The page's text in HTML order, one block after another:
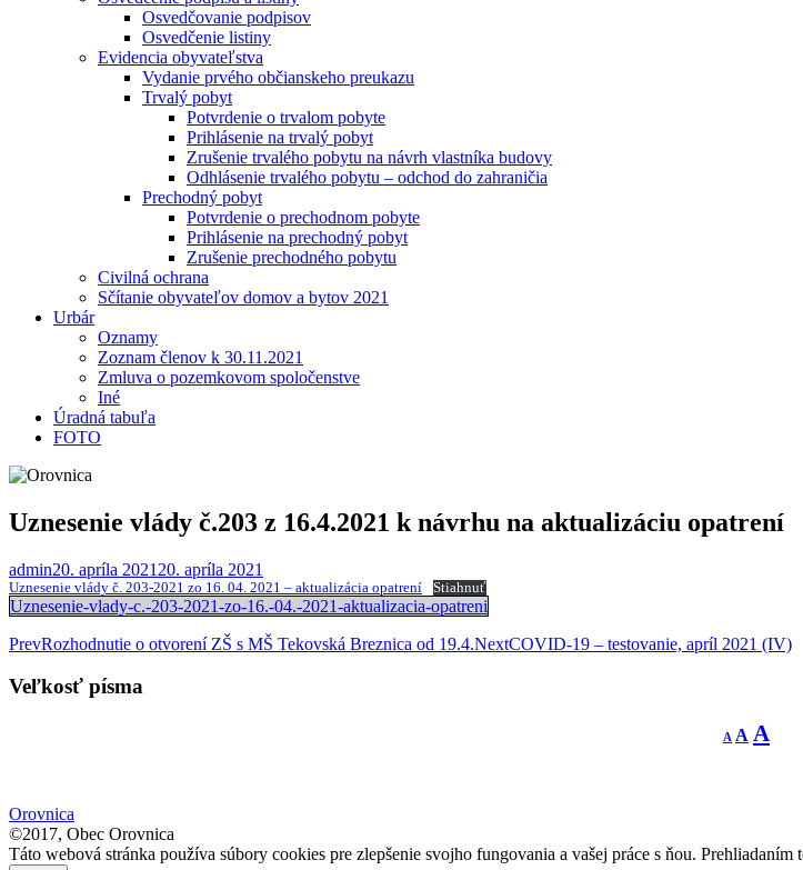
Osvedčovanie podpisov
Osvedčenie listiny
Evidencia obyvateľstva
Vydanie prvého občianskeho preukazu
Trvalý pobyt
Potvrdenie o trvalom pobyte
Prihlásenie na trvalý pobyt
Zrušenie trvalého pobytu na návrh vlastníka budovy
Odhlásenie trvalého pobytu – odchod do zahraničia
Prechodný pobyt
Potvrdenie o prechodnom pobyte
Prihlásenie na prechodný pobyt
Zrušenie prechodného pobytu
Civilná ochrana
Sčítanie obyvateľov domov a bytov 2021
Urbár
Oznamy
Zoznam členov k 30.11.2021
Zmluva o pozemkovom spoločenstve
Iné
Úradná tabuľa
FOTO
Uznesenie vlády č.203 z 16.4.2021 k návrhu na aktualizáciu opatrení
admin20. apríla 2021 20. apríla 2021
Uznesenie vlády č. 203-2021 zo 16. 04. 2021 – aktualizácia opatrení Stiahnuť
Uznesenie-vlady-c.-203-2021-zo-16.-04.-2021-aktualizacia-opatreni
Post
navigation
PrevRozhodnutie o otvorení ZŠ s MŠ Tekovská Breznica od 19.4.NextCOVID-19 – testovanie, apríl 2021 (IV)
Veľkosť písma
A
Decrease
font
A Reset
font
A
Orovnica
©2017, Obec Orovnica
Táto webová stránka používa súbory cookies pre zlepšenie svojho fungovania a vašej práce s ňou.